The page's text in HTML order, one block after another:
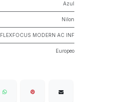
Azul
Nilon
FLEXFOCUS MODERN AC INF
Europeo